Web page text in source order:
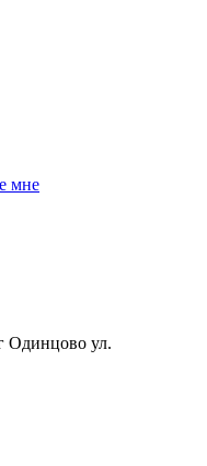
мне
Одинцово ул.